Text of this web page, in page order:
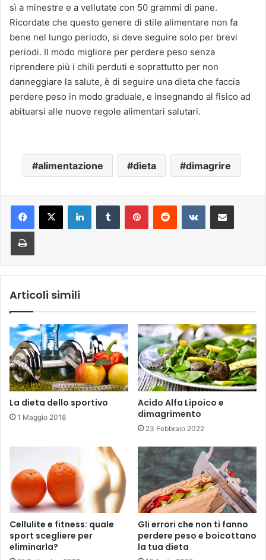
sì a minestre e a vellutate con 50 grammi di pane.
Ricordate che questo genere di stile alimentare non fa
bene nel lungo periodo, si deve seguire solo per brevi
periodi. Il modo migliore per perdere peso senza
riprendere più i chili perduti e soprattutto per non
danneggiare la salute, è di seguire una dieta che faccia
perdere peso in modo graduale, e insegnando al fisico ad
abituarsi alle nuove regole alimentari salutari.
alimentazione dieta dimagrire
LinkedInTumblr PinterestReddit VKontakteCondividi per email
Stampa
Articoli simili
La dieta dello sportivo
1 Maggio 2018
Acido Alfa Lipoico e
dimagrimento
23 Febbraio 2022
Cellulite e fitness: quale
sport scegliere per
eliminarla?
Gli errori che non ti fanno
perdere peso e boicottano
la tua dieta